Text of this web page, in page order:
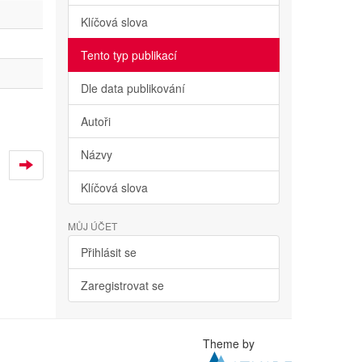
Klíčová slova
Tento typ publikací
Dle data publikování
Autoři
Názvy
Klíčová slova
MŮJ ÚČET
Přihlásit se
Zaregistrovat se
Theme by